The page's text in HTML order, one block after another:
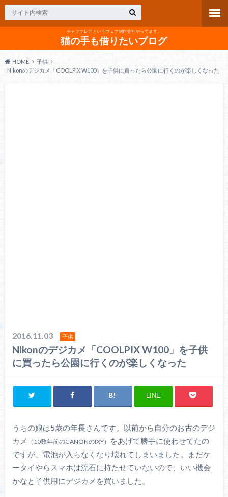
チャフフレアというウェブ制作会社やってます。
猫の手も借りたいブログ
HOME
子供
Nikonのデジカメ「COOLPIX W100」を子供に買ったら公園に行くのが楽しくなった
2016.11.03 子供
Nikonのデジカメ「COOLPIX W100」を子供
に買ったら公園に行くのが楽しくなった
LINE
うちの娘は5歳の年長さんです。以前から自分のお古のデジ
カメ
（10数年前のCANONのIXY） をあげて勝手に使わせてたの
ですが、電池が入らなくなり壊れてしまいました。まだケ
ータイやらスマホは流石に持たせていないので、いい機会
かなと子供用にデジカメを買いました。